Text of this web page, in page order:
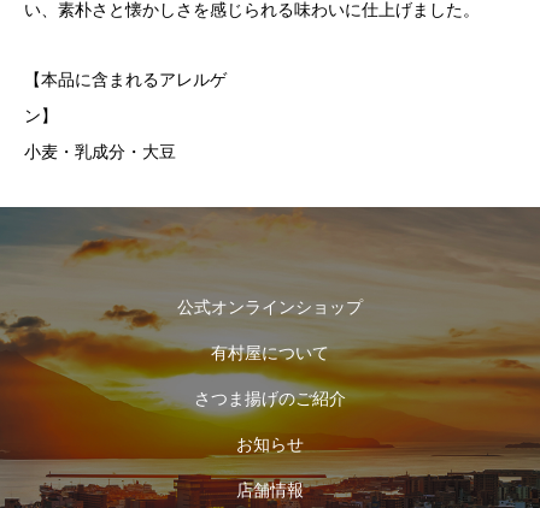
い、素朴さと懐かしさを感じられる味わいに仕上げました。
【本品に含まれるアレルゲ
小麦・乳成分・大豆
公式オンラインショップ
有村屋について
さつま揚げのご紹介
お知らせ
店舗情報